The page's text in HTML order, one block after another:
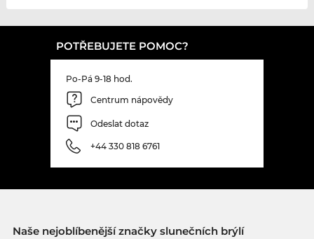
POTŘEBUJETE POMOC?
Po-Pá 9-18 hod.
Centrum nápovědy
Odeslat dotaz
+44 330 818 6761
Naše nejoblíbenější značky slunečních brýlí